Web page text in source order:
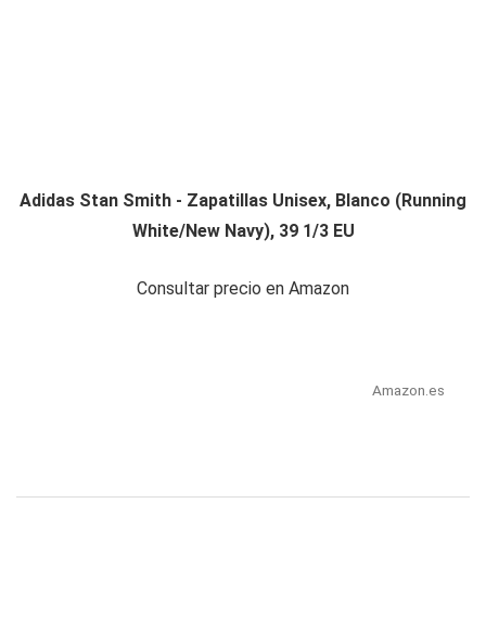
Adidas Stan Smith - Zapatillas Unisex, Blanco (Running
White/New Navy), 39 1/3 EU
Consultar precio en Amazon
Amazon.es